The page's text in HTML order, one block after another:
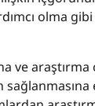
olma
ve araştırma